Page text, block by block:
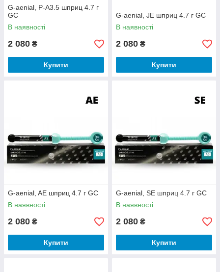
G-aenial, P-A3.5 шприц 4.7 г
GC
В наявності
2 080 ₴
Купити
G-aenial, JE шприц 4.7 г GC
В наявності
2 080 ₴
Купити
G-aenial, AE шприц 4.7 г GC
В наявності
2 080 ₴
Купити
G-aenial, SE шприц 4.7 г GC
В наявності
2 080 ₴
Купити